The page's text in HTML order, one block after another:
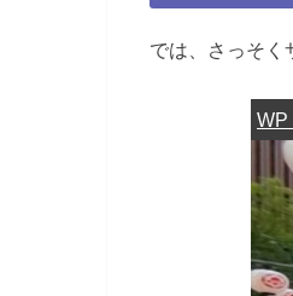
では、さっそく
WP